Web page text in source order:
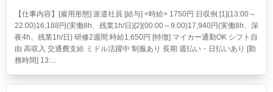
【仕事内容】[雇用形態] 派遣社員 [給与] <時給> 1750円 日収例:[1](13:00～
22:00)16,188円(実働8h、残業1h/日)[2](00:00～9:00)17,940円(実働8h、深
夜4h、残業1h/日) 研修2週間:時給1,650円 [特徴] マイカー通勤OK シフト自
由 高収入 交通費支給 ミドル活躍中 制服あり 長期 週払い・日払いあり [勤
務時間] 13:...